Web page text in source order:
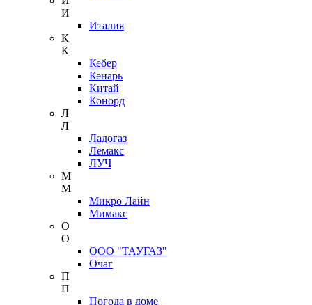
И
Италия
К
К
Кебер
Кенарь
Китай
Конорд
Л
Л
Ладогаз
Лемакс
ЛУЧ
М
М
Микро Лайн
Мимакс
О
О
ООО "ТАУГАЗ"
Очаг
П
П
Погода в доме